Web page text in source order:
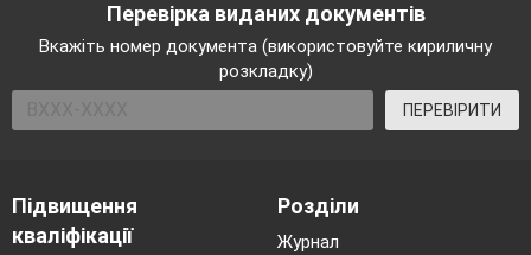
Бажаю успіхів!
Перевірка виданих документів
Вкажіть номер документа (використовуйте кириличну
розкладку)
ПЕРЕВІРИТИ
Підвищення
кваліфікації
Розділи
Журнал